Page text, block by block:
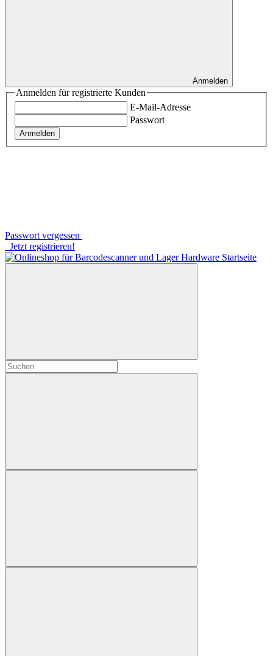
Anmelden
Anmelden für registrierte Kunden
E-Mail-Adresse
Passwort
Anmelden
Passwort vergessen
Jetzt registrieren!